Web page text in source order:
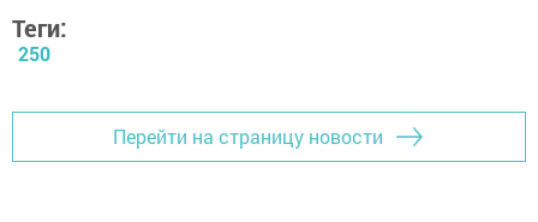
Теги:
250
Перейти на страницу новости